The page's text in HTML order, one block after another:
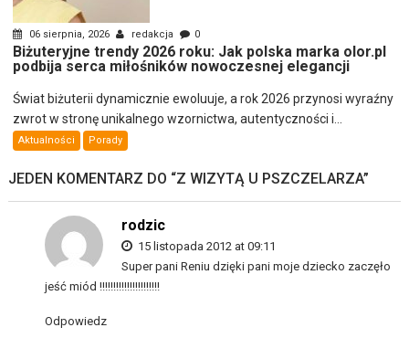
06 sierpnia, 2026 redakcja 0
Biżuteryjne trendy 2026 roku: Jak polska marka olor.pl
podbija serca miłośników nowoczesnej elegancji
Świat biżuterii dynamicznie ewoluuje, a rok 2026 przynosi wyraźny
zwrot w stronę unikalnego wzornictwa, autentyczności i...
Aktualności Porady
JEDEN KOMENTARZ DO “Z WIZYTĄ U PSZCZELARZA”
rodzic
15 listopada 2012 at 09:11
Super pani Reniu dzięki pani moje dziecko zaczęło
jeść miód !!!!!!!!!!!!!!!!!!!!!!
Odpowiedz